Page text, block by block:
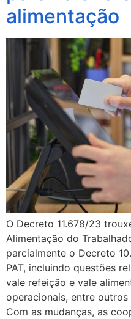
alimentação
O Decreto 11.678/23
Alimentação do
parcialmente o Decreto
PAT, incluindo questões
vale refeição e vale
operacionais, entre outros
Com as mudanças, as